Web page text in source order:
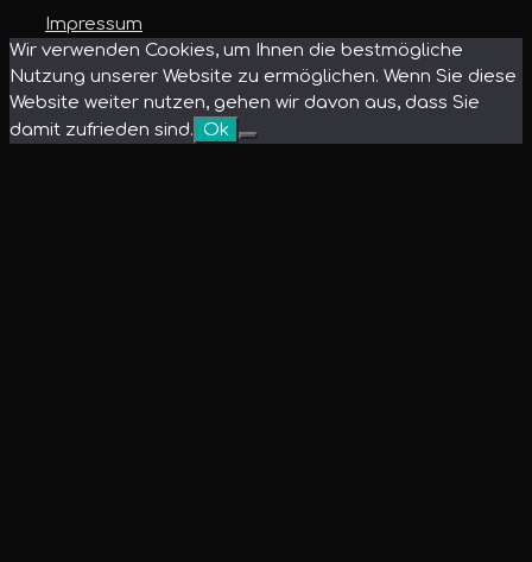
Impressum
Wir verwenden Cookies, um Ihnen die bestmögliche
Nutzung unserer Website zu ermöglichen. Wenn Sie diese
Website weiter nutzen, gehen wir davon aus, dass Sie
damit zufrieden sind. Ok